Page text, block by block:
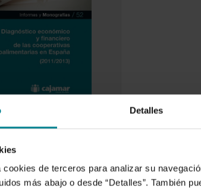
Detalles
de terceros para analizar su
más abajo o desde “Detalles”. También
de las
en España
de 2016